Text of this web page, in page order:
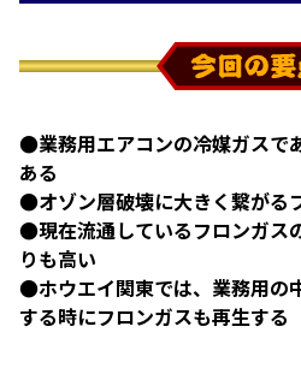
●業務用エアコンの冷媒ガスで
ある
●オゾン層破壊に大きく繋がる
●現在流通しているフロンガス
りも高い
●ホウエイ関東では、業務用の
する時にフロンガスも再生する